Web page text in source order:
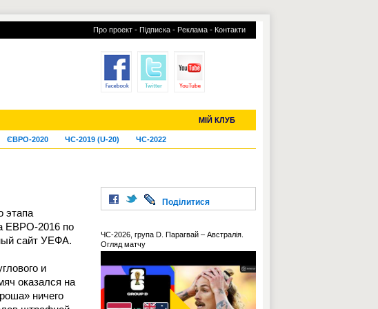
Про проект - Підписка - Реклама - Контакти
МІЙ КЛУБ
ЄВРО-2020 ЧС-2019 (U-20) ЧС-2022
УСІ ТРАНСФЕРИ
этапа
ЕВРО-2016 по
сайт УЕФА.
и
оказался на
ничего
Поділитися
ЧС-2026, група D. Парагвай – Австралія.
Огляд матчу